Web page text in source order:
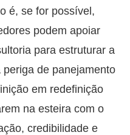
é, se for possível,
podem apoiar
para estruturar a
de panejamento
em redefinição
na esteira com o
credibilidade e